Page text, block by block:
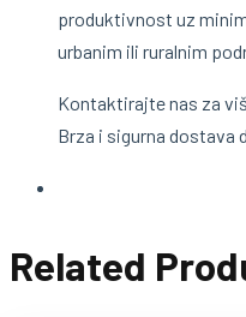
produktivnost uz
urbanim ili ruralnim
Kontaktirajte nas za
Brza i sigurna dostava
Related